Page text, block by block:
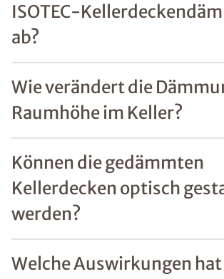
ISOTEC-
ab?
Wie verändert die
Raumhöhe im Keller?
Können die gedämmten
Kellerdecken optisch
werden?
Welche Auswirkungen